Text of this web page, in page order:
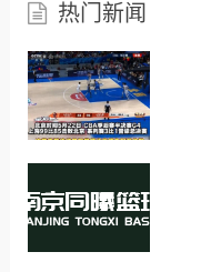
热门新闻